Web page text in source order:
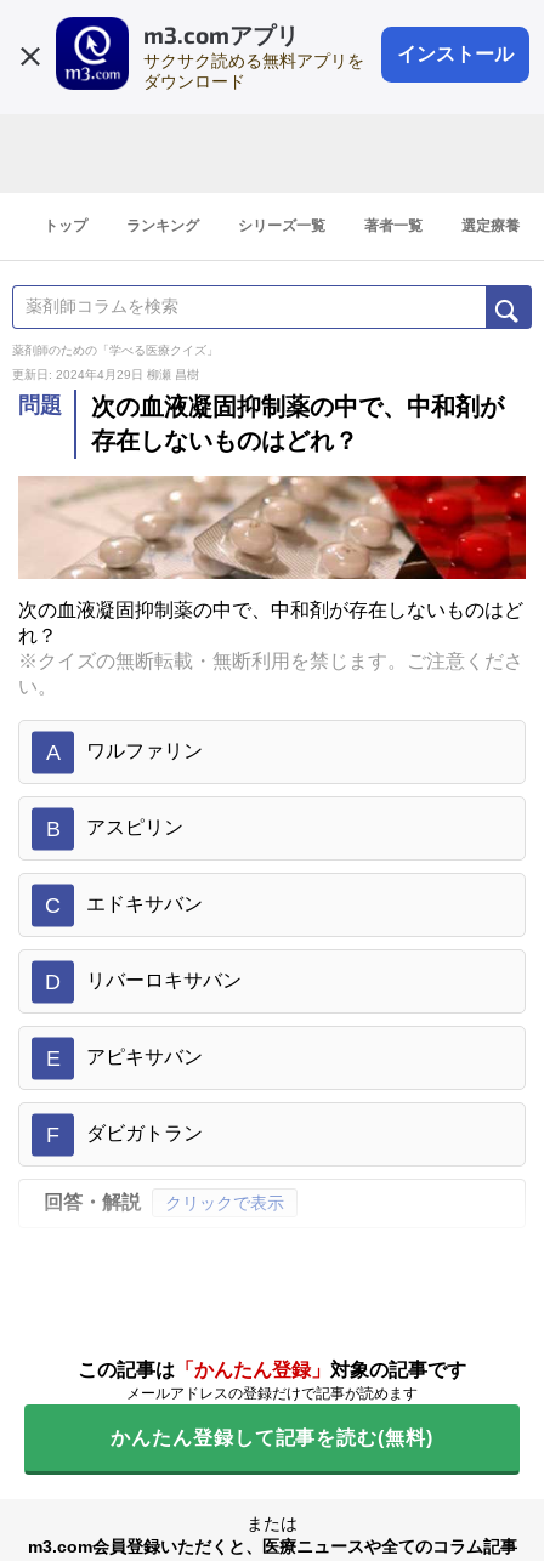
m3.comアプリ
サクサク読める無料アプリを
ダウンロード
インストール
会員登録
登録1分
トップ ランキング シリーズ一覧 著者一覧 選定療養
薬剤師のための「学べる医療クイズ」
更新日: 2024年4月29日 柳瀬 昌樹
問題
次の血液凝固抑制薬の中で、中和剤が
存在しないものはどれ？
次の血液凝固抑制薬の中で、中和剤が存在しないものはど
れ？
※クイズの無断転載・無断利用を禁じます。ご注意くださ
い。
A ワルファリン
B アスピリン
C エドキサバン
D リバーロキサバン
E アピキサバン
F ダビガトラン
回答・解説 クリックで表示
この記事は 「かんたん登録」 対象の記事です
メールアドレスの登録だけで記事が読めます
かんたん登録して記事を読む(無料)
または
m3.com会員登録いただくと、医療ニュースや全てのコラム記事